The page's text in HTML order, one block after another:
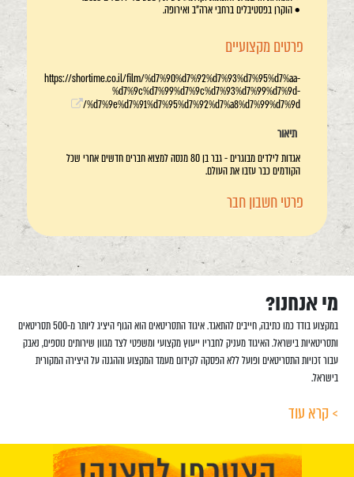
• הוקרן בפסטיבלים ברחבי ארה"ב ואירופה.
פרטים מקצועיים
https://shortime.co.il/film/%d7%90%d7%92%d7%93%d7%95%d7%aa-
%d7%9c%d7%99%d7%9c%d7%93%d7%99%d7%9d-
%d7%9e%d7%91%d7%95%d7%92%d7%a8%d7%99%d7%9d/
תיאור
אגדות לילדים מבוגרים - גבר בן 80 מנסה למצוא חברים חדשים אחרי שכל
הקודמים כבר עזבו את העולם.
פרטי חשבון חבר
מי אנחנו?
במקצוע בודד כמו כתיבה, חייבים להתאגד. איגוד התסריטאים הוא הגוף היציג ליותר מ-500 תסריטאים
ותסריטאיות בישראל. האיגוד מעניק לחבריו ייעוץ מקצועי ומשפטי לצד מגוון שירותים נוספים, נאבק
עבור זכויות התסריטאים ופועל ללא הפסקה לקידום מעמד המקצוע וההגנה על היצירה המקורית
בישראל.
> קרא עוד